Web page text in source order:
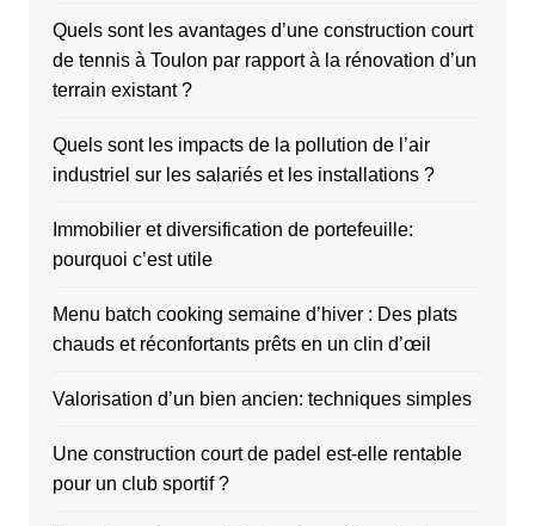
Quels sont les avantages d’une construction court
de tennis à Toulon par rapport à la rénovation d’un
terrain existant ?
Quels sont les impacts de la pollution de l’air
industriel sur les salariés et les installations ?
Immobilier et diversification de portefeuille:
pourquoi c’est utile
Menu batch cooking semaine d’hiver : Des plats
chauds et réconfortants prêts en un clin d’œil
Valorisation d’un bien ancien: techniques simples
Une construction court de padel est-elle rentable
pour un club sportif ?